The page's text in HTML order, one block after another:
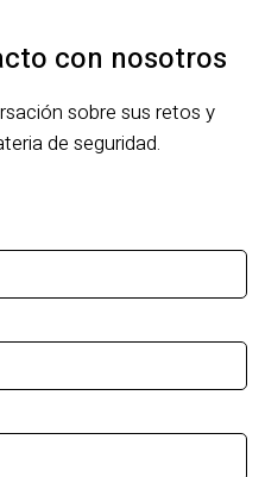
con nosotros
sobre sus retos y
de seguridad.